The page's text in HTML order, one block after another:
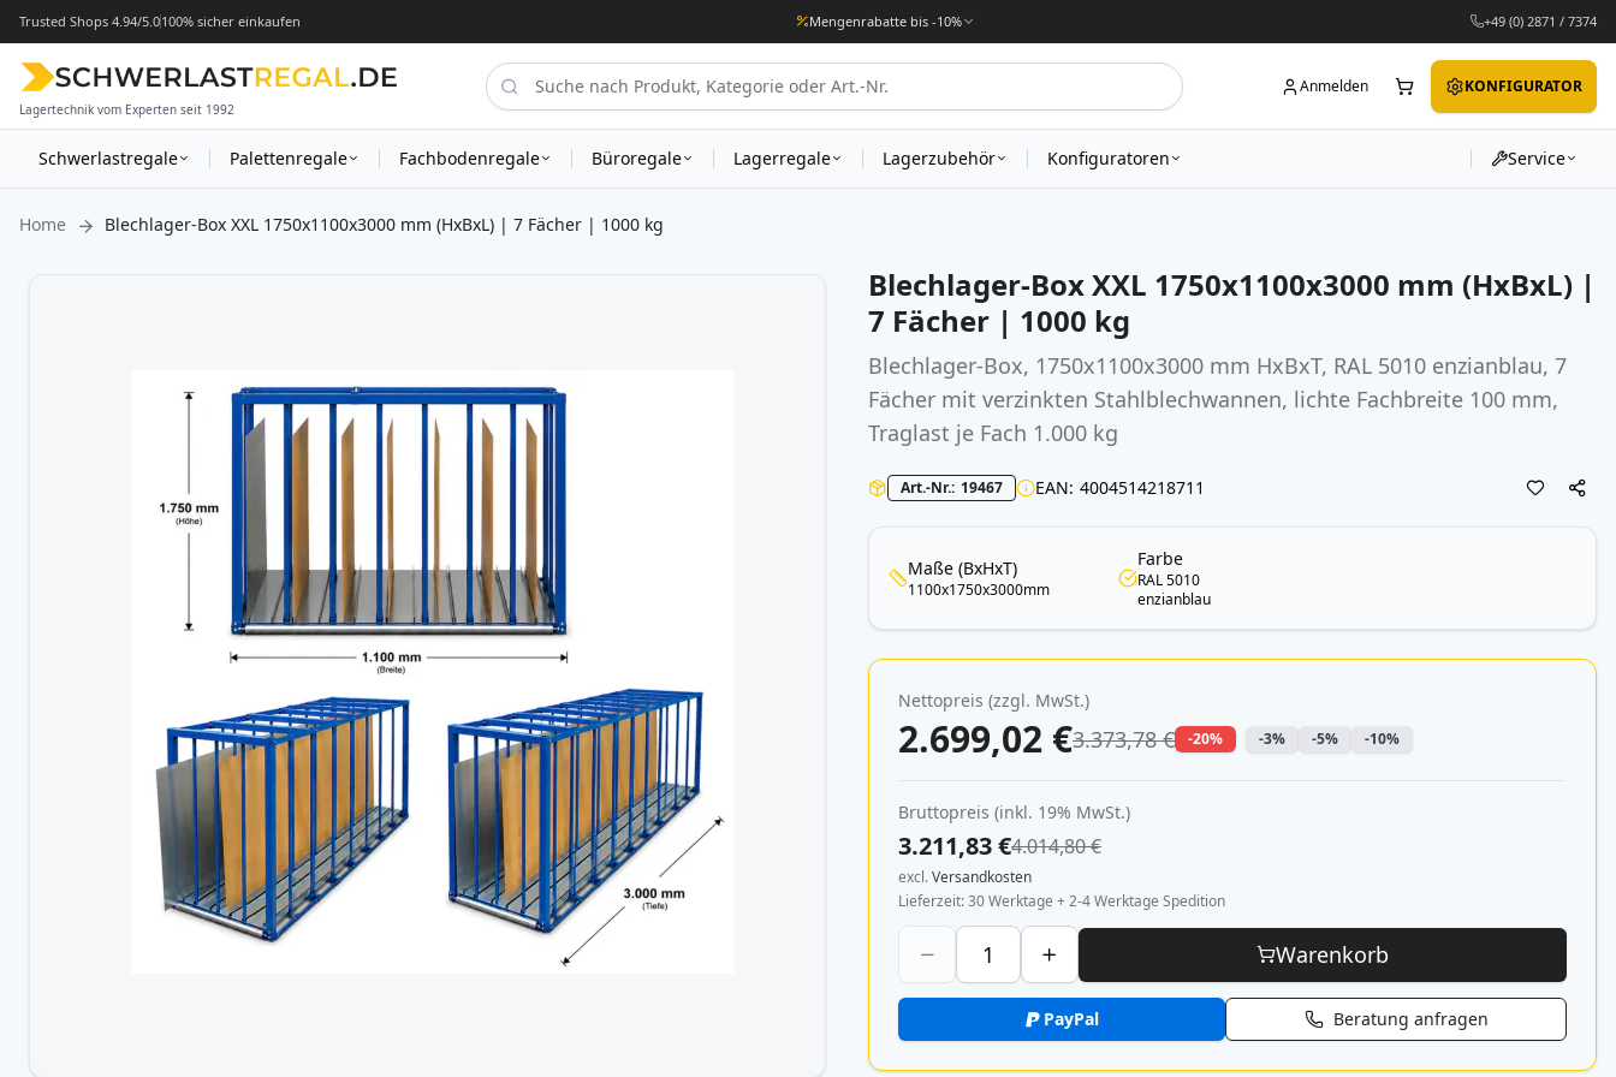
Trusted Shops 4.94/5.0100% sicher einkaufen Mengenrabatte bis -10% +49 (0) 2871 / 7374
Lagertechnik vom Experten seit 1992
Anmelden KONFIGURATOR
Schwerlastregale Fachbodenregale Büroregale Lagerregale Lagerzubehör
Palettenregale Konfiguratoren Service
Home Blechlager-Box XXL 1750x1100x3000 mm (HxBxL) | 7 Fächer | 1000 kg
Blechlager-Box XXL 1750x1100x3000 mm (HxBxL) |
7 Fächer | 1000 kg
Blechlager-Box, 1750x1100x3000 mm HxBxT, RAL 5010 enzianblau, 7
Fächer mit verzinkten Stahlblechwannen, lichte Fachbreite 100 mm,
Traglast je Fach 1.000 kg
Art.-Nr. 19467 EAN 4004514218711
Maße (BxHxT)
1100x1750x3000mm
Farbe
RAL 5010
enzianblau
Nettopreis (zzgl. MwSt.)
2.699,02 €3.373,78 € -20% -3% -5% -10%
Bruttopreis (inkl. 19% MwSt.)
3.211,83 €4.014,80 €
excl.Versandkosten
Lieferzeit 30 Werktage + 2-4 Werktage Spedition
Warenkorb
PayPal Beratung anfragen